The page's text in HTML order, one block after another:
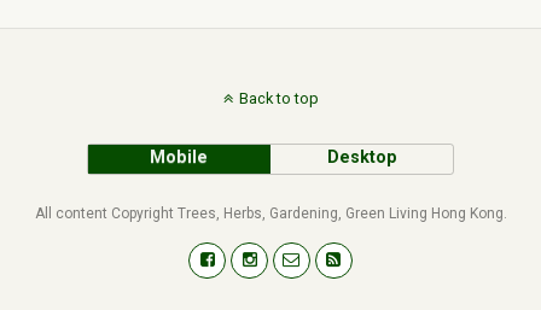
Back to top
Mobile Desktop
All content Copyright Trees, Herbs, Gardening, Green Living Hong Kong.